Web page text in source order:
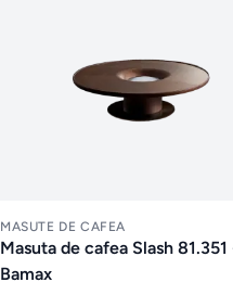
MASUTE DE CAFEA
Masuta de cafea Slash 81.351
Bamax